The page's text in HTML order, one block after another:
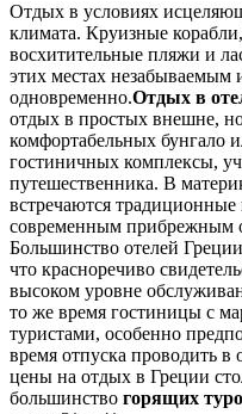
Отдых в условиях
климата. Круизные
восхитительные пляжи и
этих местах незабываемым
одновременно.Отдых в
отдых в простых внешне,
комфортабельных бунгало
гостиничных комплексы,
путешественника. В
встречаются
современным прибрежным
Большинство отелей
что красноречиво
высоком уровне
то же время гостиницы с
туристами, особенно
время отпуска проводить
цены на отдых в Греции
большинство горящих